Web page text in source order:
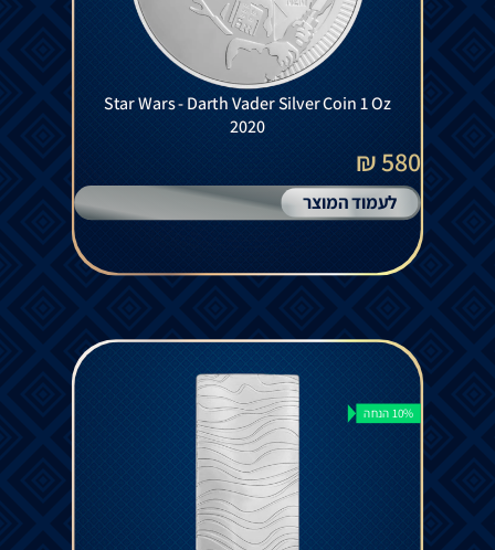
Star Wars - Darth Vader Silver Coin 1 Oz
2020
580 ₪
לעמוד המוצר
10% הנחה